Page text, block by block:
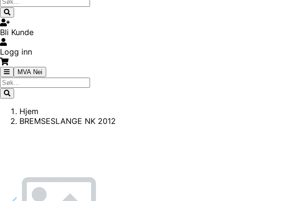
Bli Kunde
Logg inn
MVA Nei
Hjem
BREMSESLANGE NK 2012